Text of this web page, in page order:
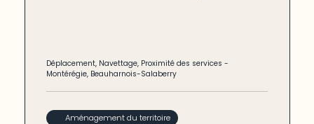
Déplacement, Navettage, Proximité des services -
Montérégie, Beauharnois-Salaberry
Aménagement du territoire